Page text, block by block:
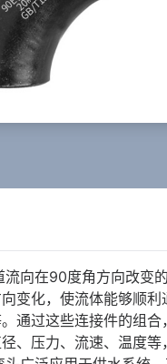
向在90度角方向改变
变化，使流体能够顺
通过这些连接件的组
、压力、流速、温度